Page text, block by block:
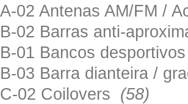
A-02 Antenas AM/FM /
B-02 Barras anti-
B-01 Bancos
B-03 Barra dianteira /
C-02 Coilovers (58)